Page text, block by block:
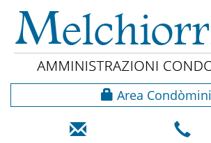
Area Condòmini